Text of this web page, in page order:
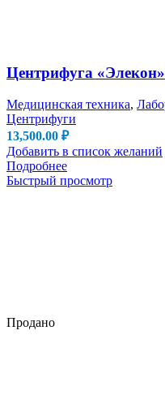
Продано
Центрифуга
Медицинская техника,
Центрифуги
13,500.00 ₽
Добавить в список желаний
Подробнее
Быстрый просмотр